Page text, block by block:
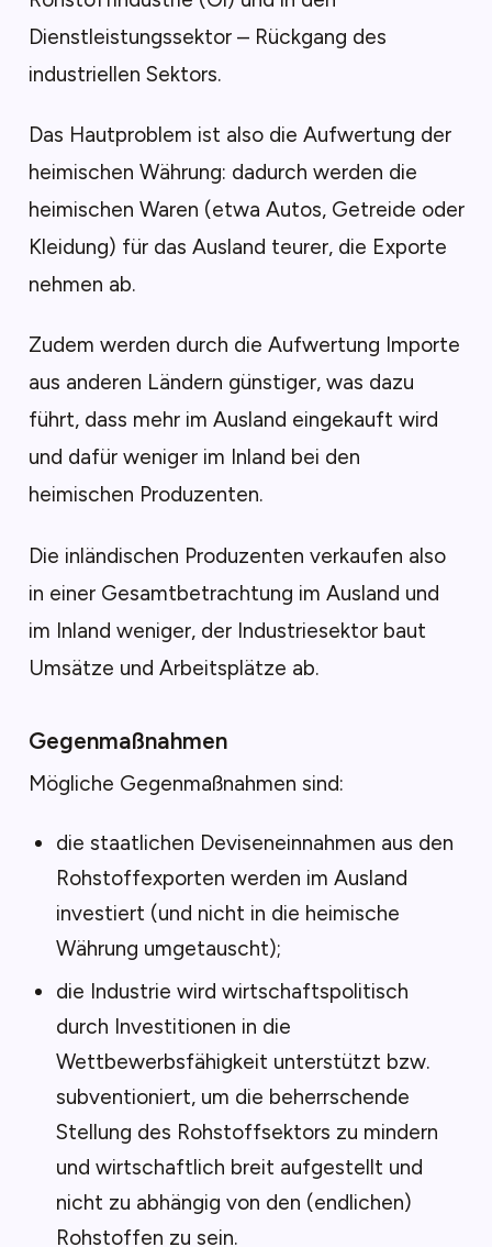
Dienstleistungssektor – Rückgang des
industriellen Sektors.
Das Hautproblem ist also die Aufwertung der
heimischen Währung: dadurch werden die
heimischen Waren (etwa Autos, Getreide oder
Kleidung) für das Ausland teurer, die Exporte
nehmen ab.
Zudem werden durch die Aufwertung Importe
aus anderen Ländern günstiger, was dazu
führt, dass mehr im Ausland eingekauft wird
und dafür weniger im Inland bei den
heimischen Produzenten.
Die inländischen Produzenten verkaufen also
in einer Gesamtbetrachtung im Ausland und
im Inland weniger, der Industriesektor baut
Umsätze und Arbeitsplätze ab.
Gegenmaßnahmen
Mögliche Gegenmaßnahmen sind:
die staatlichen Deviseneinnahmen aus den
Rohstoffexporten werden im Ausland
investiert (und nicht in die heimische
Währung umgetauscht);
die Industrie wird wirtschaftspolitisch
durch Investitionen in die
Wettbewerbsfähigkeit unterstützt bzw.
subventioniert, um die beherrschende
Stellung des Rohstoffsektors zu mindern
und wirtschaftlich breit aufgestellt und
nicht zu abhängig von den (endlichen)
Rohstoffen zu sein.